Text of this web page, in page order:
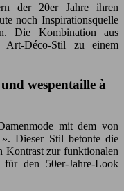
der 20er Jahre ihren
noch Inspirationsquelle
Die Kombination aus
Art-Déco-Stil zu einem
wespentaille à
mit dem von
Dieser Stil betonte die
Kontrast zur funktionalen
den 50er-Jahre-Look